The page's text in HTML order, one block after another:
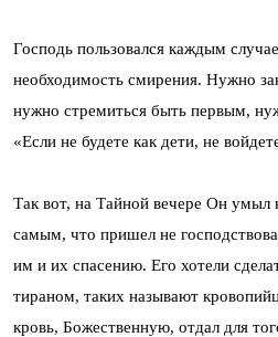
Господь пользовался каждым
необходимость смирения. Нужно
нужно стремиться быть первым,
«Если не будете как дети, не
Так вот, на Тайной вечере Он умыл
самым, что пришел не
им и их спасению. Его хотели
тираном, таких называют
кровь, Божественную, отдал для